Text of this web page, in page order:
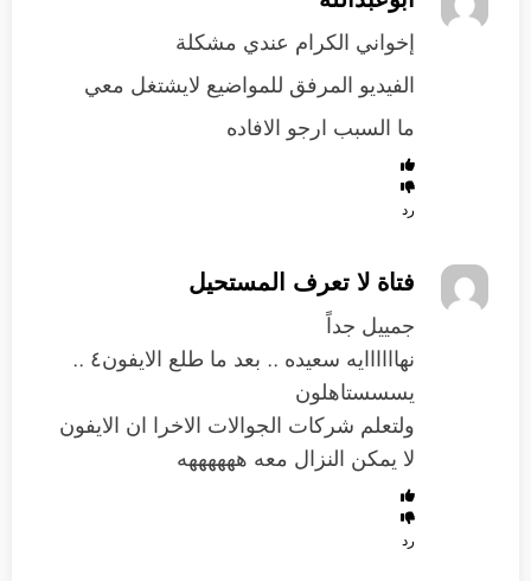
إخواني الكرام عندي مشكلة
الفيديو المرفق للمواضيع لايشتغل معي
ما السبب ارجو الافاده
رد
فتاة لا تعرف المستحيل
جمييل جداً
نهاااااايه سعيده .. بعد ما طلع الايفون٤ ..
يسسستاهلون
ولتعلم شركات الجوالات الاخرا ان الايفون
لا يمكن النزال معه ههههههه
رد